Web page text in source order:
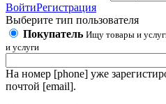
ВойтиРегистрация
Выберите тип пользователя
Покупатель Ищу товары и
и услуги
На номер [phone] уже
почтой [email].